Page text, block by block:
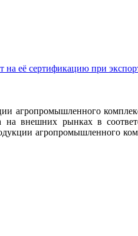
её сертификацию при
агропромышленного
внешних рынках в
агропромышленного